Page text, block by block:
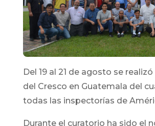
Del 19 al 21 de agosto se
del Cresco en Guatemala del
todas las inspectorías de
Durante el curatorio ha sido el